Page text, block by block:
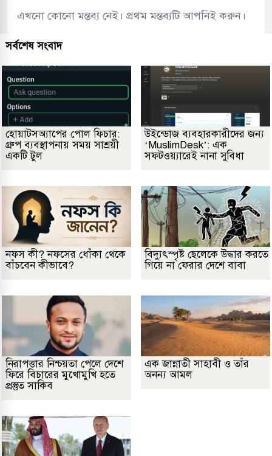
এখনো কোনো মন্তব্য নেই। প্রথম মন্তব্যটি আপনিই করুন।
সর্বশেষ সংবাদ
হোয়াটসঅ্যাপের পোল ফিচার:
গ্রুপ ব্যবস্থাপনায় সময় সাশ্রয়ী
একটি টুল
উইন্ডোজ ব্যবহারকারীদের জন্য
‘MuslimDesk’: এক
সফটওয়্যারেই নানা সুবিধা
নফস কী? নফসের ধোঁকা থেকে
বাঁচবেন কীভাবে?
বিদ্যুৎস্পৃষ্ট ছেলেকে উদ্ধার করতে
গিয়ে না ফেরার দেশে বাবা
নিরাপত্তার নিশ্চয়তা পেলে দেশে
ফিরে বিচারের মুখোমুখি হতে
প্রস্তুত সাকিব
এক জান্নাতী সাহাবী ও তাঁর
অনন্য আমল